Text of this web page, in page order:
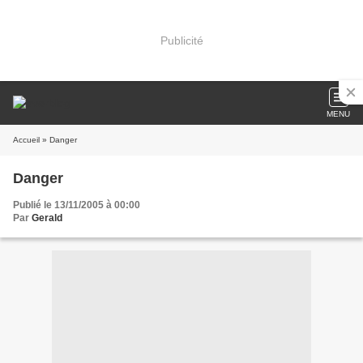
Publicité
MENU
Accueil » Danger
Danger
Publié le 13/11/2005 à 00:00
Par Gerald